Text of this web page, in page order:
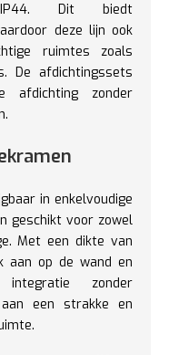
IP44. Dit biedt
deze lijn ook
ruimtes zoals
De afdichtingssets
afdichting zonder
in enkelvoudige
geschikt voor zowel
Met een dikte van
op de wand en
zonder
een strakke en